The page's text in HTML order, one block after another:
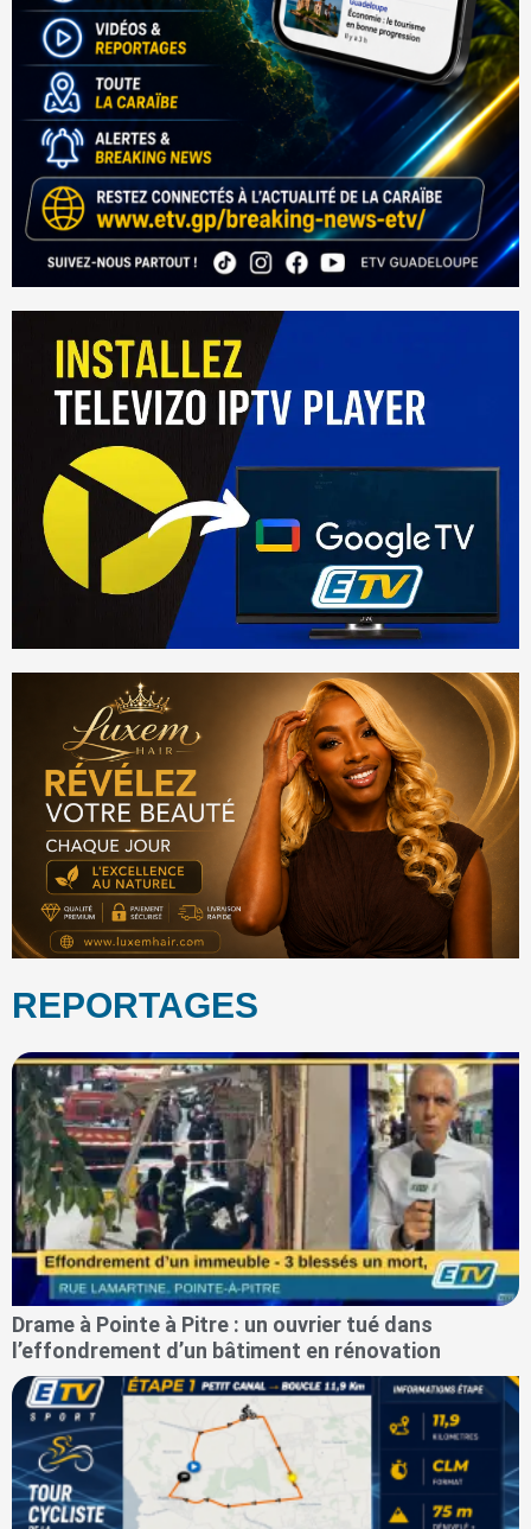
REPORTAGES
Drame à Pointe à Pitre : un ouvrier tué dans
l’effondrement d’un bâtiment en rénovation